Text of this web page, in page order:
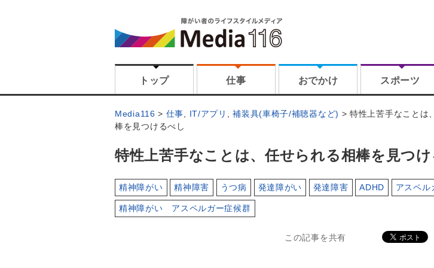
トップ 仕事 おでかけ スポーツ
Media116 仕事 IT/アプリ ,補装具(車椅子/補聴器など)
特性上苦手なことは
棒を見つけるべし
特性上苦手なことは、任せられる相棒を見つけ
精神障がい 精神障害 うつ病 発達障がい 発達障害 ADHD アスペル
精神障がい アスペルガー症候群
この記事を共有